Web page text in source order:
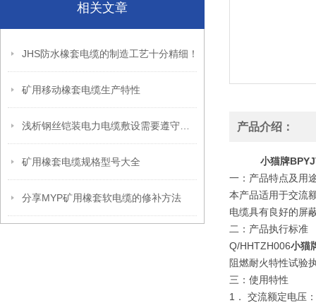
相关文章
JHS防水橡套电缆的制造工艺十分精细！
矿用移动橡套电缆生产特性
矿用橡套电缆规格型号大全
分享MYP矿用橡套软电缆的修补方法
产品介绍：
小猫牌
一：产品特点及用
本产品适用于交流
电缆具有良好的屏
二：产品执行标准
Q/HHTZH006小猫
阻燃耐火特性试验
三：使用特性
1． 交流额定电压